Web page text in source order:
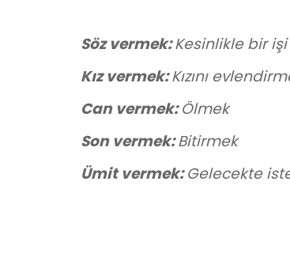
Söz vermek:Kesinlikle bir
Kız vermek:Kızını
Can vermek:Ölmek
Son vermek:Bitirmek
Ümit vermek:Gelecekte